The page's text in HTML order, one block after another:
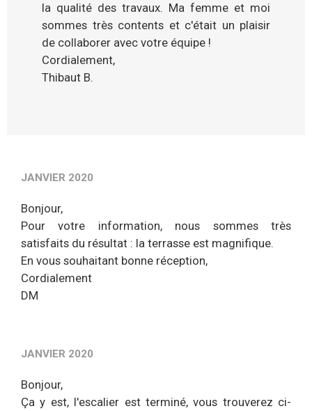
la qualité des travaux. Ma femme et moi
sommes très contents et c'était un plaisir
de collaborer avec votre équipe !
Cordialement,
Thibaut B.
JANVIER 2020
Bonjour,
Pour votre information, nous sommes très
satisfaits du résultat : la terrasse est magnifique.
En vous souhaitant bonne réception,
Cordialement
DM
JANVIER 2020
Bonjour,
Ça y est, l'escalier est terminé, vous trouverez ci-